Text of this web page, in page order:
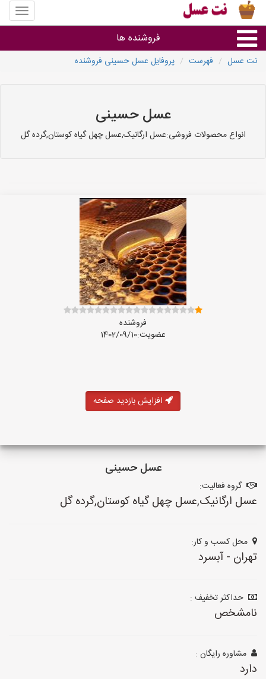
منوی
سایت
عسل
فروشنده ها
استان ها
نت عسل فهرست پروفایل عسل حسینی فروشنده
عسل حسینی
انواع محصولات فروشی:عسل ارگانیک,عسل چهل گیاه کوستان,گرده گل
فروشنده
عضویت:1402/09/10
افزایش بازدید صفحه
عسل حسینی
گروه فعالیت:
عسل ارگانیک,عسل چهل گیاه کوستان,گرده گل
محل کسب و کار:
تهران - آبسرد
حداکثر تخفیف :
نامشخص
مشاوره رایگان :
دارد